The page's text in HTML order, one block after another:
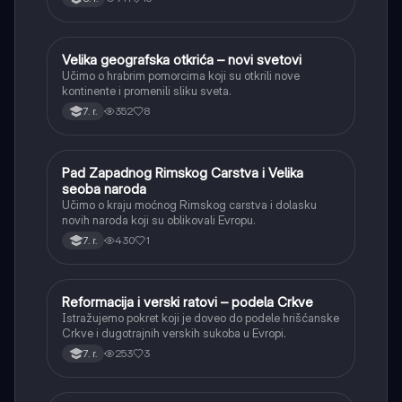
Istorija
Velika geografska otkrića – novi svetovi
Učimo o hrabrim pomorcima koji su otkrili nove
kontinente i promenili sliku sveta.
7. r. 352 8
Istorija
Pad Zapadnog Rimskog Carstva i Velika
seoba naroda
Učimo o kraju moćnog Rimskog carstva i dolasku
novih naroda koji su oblikovali Evropu.
7. r. 430 1
Istorija
Reformacija i verski ratovi – podela Crkve
Istražujemo pokret koji je doveo do podele hrišćanske
Crkve i dugotrajnih verskih sukoba u Evropi.
7. r. 253 3